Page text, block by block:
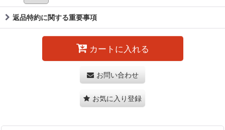
返品特約に関する重要事項
カートに入れる
お問い合わせ
お気に入り登録